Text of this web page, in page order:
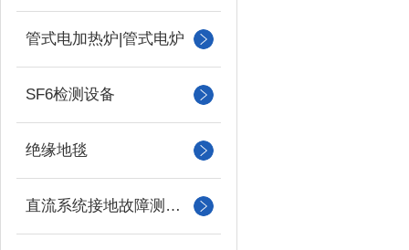
管式电加热炉|管式电炉
SF6检测设备
绝缘地毯
直流系统接地故障测试仪